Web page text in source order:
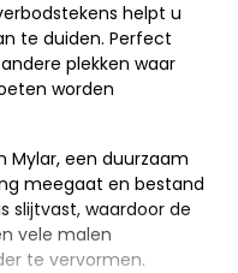
helpt u
te duiden. Perfect
plekken waar
worden
Mylar, een duurzaam
meegaat en bestand
slijtvast, waardoor de
vele malen
te vervormen.